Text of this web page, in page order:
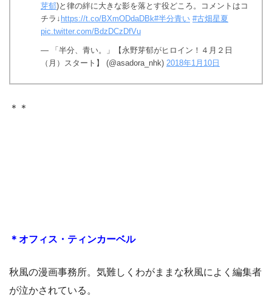
芽郁)と律の絆に大きな影を落とす役どころ。コメントはコ
チラ↓ https://t.co/BXmODdaDBk#半分青い #古畑星夏
pic.twitter.com/BdzDCzDfVu
— 「半分、青い。」【永野芽郁がヒロイン！４月２日
（月）スタート】 (@asadora_nhk) 2018年1月10日
＊＊
＊オフィス・ティンカーベル
秋風の漫画事務所。気難しくわがままな秋風によく編集者
が泣かされている。